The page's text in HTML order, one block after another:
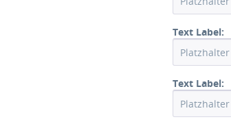
Text Label:
Text Label: